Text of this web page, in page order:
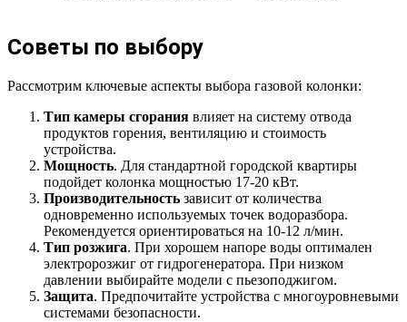
Советы по выбору
Рассмотрим ключевые аспекты выбора газовой колонки:
Тип камеры сгорания влияет на систему отвода
продуктов горения, вентиляцию и стоимость
устройства.
Мощность. Для стандартной городской квартиры
подойдет колонка мощностью 17-20 кВт.
Производительность зависит от количества
одновременно используемых точек водоразбора.
Рекомендуется ориентироваться на 10-12 л/мин.
Тип розжига. При хорошем напоре воды оптимален
электророзжиг от гидрогенератора. При низком
давлении выбирайте модели с пьезоподжигом.
Защита. Предпочитайте устройства с многоуровневыми
системами безопасности.